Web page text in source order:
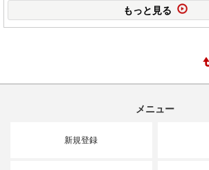
もっと見る
メニュー
新規登録